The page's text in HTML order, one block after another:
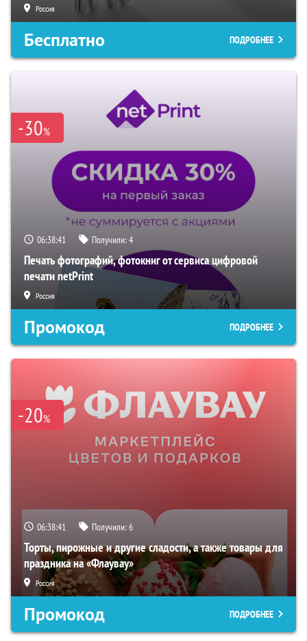
Россия
Бесплатно ПОДРОБНЕЕ
-30%
06:38:41 Получили:4
Печать фотографий, фотокниг от сервиса цифровой
печати netPrint
Россия
Промокод ПОДРОБНЕЕ
-20%
06:38:41 Получили:6
Торты, пирожные и другие сладости, а также товары для
праздника на «Флаувау»
Россия
Промокод ПОДРОБНЕЕ